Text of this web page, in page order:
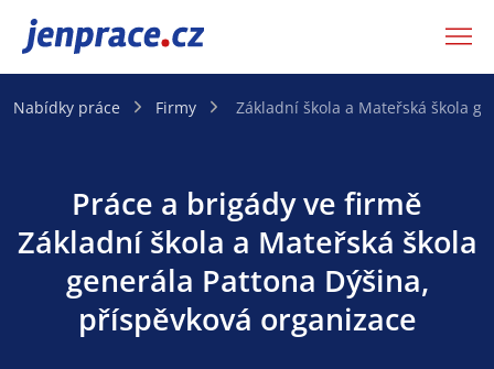
JenPráce.cz
Nabídky práce Firmy Základní škola a Mateřská škola
Práce a brigády ve firmě
Základní škola a Mateřská škola
generála Pattona Dýšina,
příspěvková organizace